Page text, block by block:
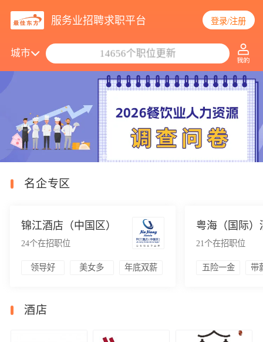
服务业招聘求职平台 登录/注册
城市
14656个职位更新
名企专区
锦江酒店（中国区）
24个在招职位
领导好 美女多 年底双薪
21个在招职位
五险一金 带
酒店